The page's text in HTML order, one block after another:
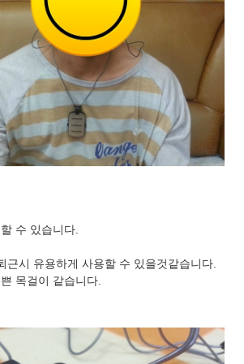
수 있습니다.
근시 유용하게 사용할 수 있을것같습니다.
목걸이 같습니다.